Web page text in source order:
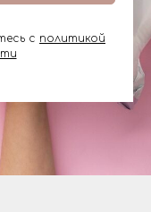
с политикой